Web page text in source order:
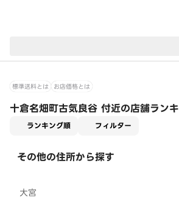
標準送料とは お店価格とは
十倉名畑町古気良谷 付近の店舗ラン
ランキング順 フィルター
その他の住所から探す
大宮